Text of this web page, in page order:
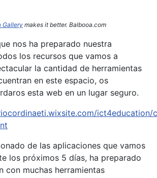
Gallery makes it better. Balbooa.com
nos ha preparado nuestra
los recursos que vamos a
la cantidad de herramientas
en este espacio, os
esta web en un lugar seguro.
ict4education/
de las aplicaciones que vamos
los próximos 5 días, ha preparado
con muchas herramientas